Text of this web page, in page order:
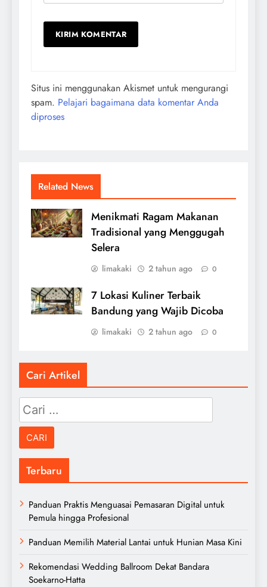
Situs ini menggunakan Akismet untuk mengurangi
spam. Pelajari bagaimana data komentar Anda
diproses
Related News
Menikmati Ragam Makanan
Tradisional yang Menggugah
Selera
limakaki 2 tahun ago 0
7 Lokasi Kuliner Terbaik
Bandung yang Wajib Dicoba
limakaki 2 tahun ago 0
Cari Artikel
Cari
untuk:
Terbaru
Panduan Praktis Menguasai Pemasaran Digital untuk
Pemula hingga Profesional
Panduan Memilih Material Lantai untuk Hunian Masa Kini
Rekomendasi Wedding Ballroom Dekat Bandara
Soekarno-Hatta